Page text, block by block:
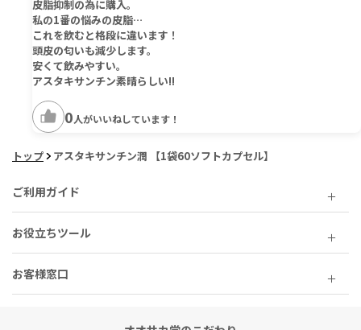
皮脂抑制の為に購入。
私の1番の悩みの皮脂…
これを飲むと格段に違います！
頭皮の匂いも減少します。
安くて飲みやすい。
アスタキサンチン素晴らしい!!︎
0人がいいねしています！
トップ アスタキサンチン潤 【1袋60ソフトカプセル】
ご利用ガイド
お役立ちツール
お客様窓口